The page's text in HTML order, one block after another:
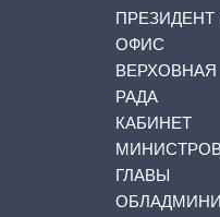
ПРЕЗИДЕНТ
ОФИС
ВЕРХОВНАЯ
РАДА
КАБИНЕТ
ГЛАВЫ